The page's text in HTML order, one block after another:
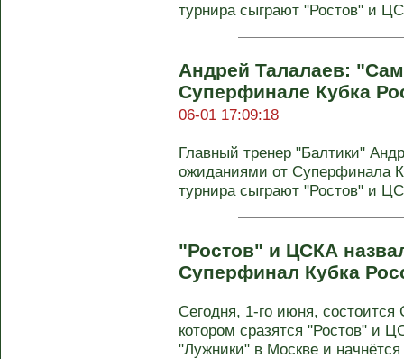
турнира сыграют "Ростов" и
Андрей Талалаев:
Суперфинале Кубка
06-01 17:09:18
Главный тренер "Балтики"
ожиданиями от Суперфинала
турнира сыграют "Ростов" и
"Ростов" и ЦСКА
Суперфинал Кубка
Сегодня, 1-го июня,
котором сразятся "Ростов" и
"Лужники" в Москве и начнётся